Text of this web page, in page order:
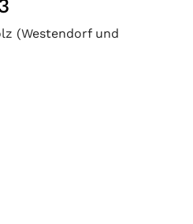
(Westendorf und